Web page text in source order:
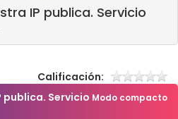
IP publica. Servicio
Calificación:
Modo compacto
publica. Servicio